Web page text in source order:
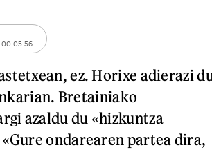
00:05:56
ez. Horixe adierazi
Bretainiako
azaldu du «hizkuntza
ondarearen partea dira,